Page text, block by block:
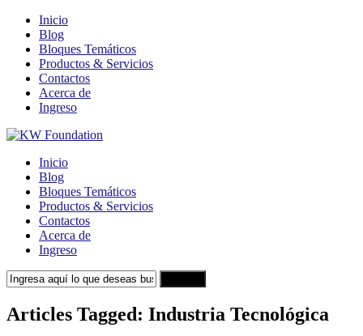
Inicio
Blog
Bloques Temáticos
Productos & Servicios
Contactos
Acerca de
Ingreso
Inicio
Blog
Bloques Temáticos
Productos & Servicios
Contactos
Acerca de
Ingreso
Articles Tagged: Industria Tecnológica